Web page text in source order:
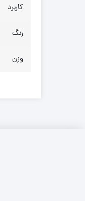
کاربرد
رنگ
وزن